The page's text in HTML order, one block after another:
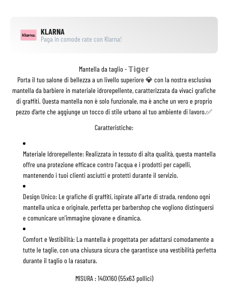
KLARNA
Paga in comode rate con Klarna!
Mantella da taglio - 𝕋𝕚𝕘𝕖𝕣
Porta il tuo salone di bellezza a un livello superiore 💎 con la nostra esclusiva
mantella da barbiere in materiale idrorepellente, caratterizzata da vivaci grafiche
di graffiti. Questa mantella non è solo funzionale, ma è anche un vero e proprio
pezzo d’arte che aggiunge un tocco di stile urbano al tuo ambiente di lavoro.✅
Caratteristiche:
Materiale Idrorepellente: Realizzata in tessuto di alta qualità, questa mantella
offre una protezione efficace contro l'acqua e i prodotti per capelli,
mantenendo i tuoi clienti asciutti e protetti durante il servizio.
Design Unico: Le grafiche di graffiti, ispirate all'arte di strada, rendono ogni
mantella unica e originale, perfetta per barbershop che vogliono distinguersi
e comunicare un'immagine giovane e dinamica.
Comfort e Vestibilità: La mantella è progettata per adattarsi comodamente a
tutte le taglie, con una chiusura sicura che garantisce una vestibilità perfetta
durante il taglio o la rasatura.
MISURA : 140X160 (55x63 pollici)